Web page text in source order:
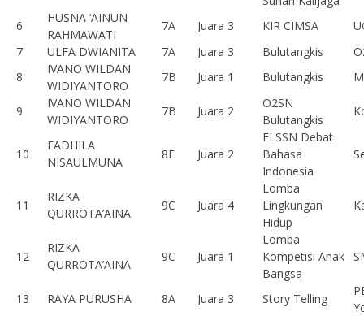
6
HUSNA ‘AINUN
RAHMAWATI
7A Juara 3 KIR CIMSA
7
ULFA DWIANITA 7A Juara 3 Bulutangkis
8
IVANO WILDAN
WIDIYANTORO
7B Juara 1 Bulutangkis
9
IVANO WILDAN
WIDIYANTORO
7B Juara 2
O2SN
Bulutangkis
10
FADHILA
NISAULMUNA
8E Juara 2
FLSSN Debat
Bahasa
Indonesia
11
RIZKA
QURROTA’AINA
9C Juara 4
Lomba
Lingkungan
Hidup
12
RIZKA
QURROTA’AINA
9C Juara 1
Lomba
Kompetisi Anak
Bangsa
13 RAYA PURUSHA 8A Juara 3 Story Telling